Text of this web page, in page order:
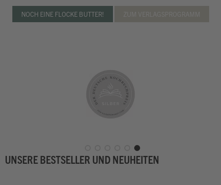
NOCH EINE FLOCKE BUTTER!
UNSERE BESTSELLER UND NEUHEITEN